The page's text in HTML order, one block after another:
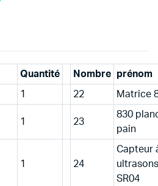
Quantité Nombre prénom
1 22 Matrice
1 23
830
pain
1 24
Capteur
SR04